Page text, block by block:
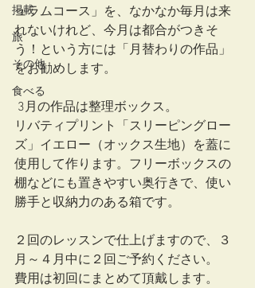
掲載
旅
その他
食べる
ュラムコース」を、なかなか毎月は来
れないけれど、今月は都合がつきそ
う！という方には「月替わりの作品」
をお勧めします。
3月の作品は整理ボックス。
リバティプリント「スリーピングロー
ズ」イエロー（オックス生地）を蓋に
使用して作ります。フリーボックスの
棚などにも置きやすい奥行きで、使い
勝手と収納力のある箱です。
２回のレッスンで仕上げますので、３
月～４月中に２回ご予約ください。
費用は初回にまとめて頂戴します。